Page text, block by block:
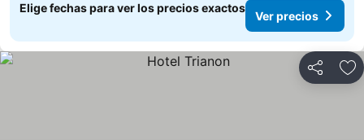
Elige fechas para ver los precios exactos
Ver precios
Compartir